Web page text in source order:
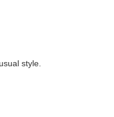
usual style.